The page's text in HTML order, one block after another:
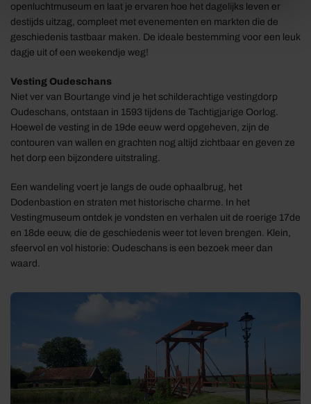
openluchtmuseum en laat je ervaren hoe het dagelijks leven er
destijds uitzag, compleet met evenementen en markten die de
geschiedenis tastbaar maken. De ideale bestemming voor een leuk
dagje uit of een weekendje weg!
Vesting Oudeschans
Niet ver van Bourtange vind je het schilderachtige vestingdorp
Oudeschans, ontstaan in 1593 tijdens de Tachtigjarige Oorlog.
Hoewel de vesting in de 19de eeuw werd opgeheven, zijn de
contouren van wallen en grachten nog altijd zichtbaar en geven ze
het dorp een bijzondere uitstraling.
Een wandeling voert je langs de oude ophaalbrug, het
Dodenbastion en straten met historische charme. In het
Vestingmuseum ontdek je vondsten en verhalen uit de roerige 17de
en 18de eeuw, die de geschiedenis weer tot leven brengen. Klein,
sfeervol en vol historie: Oudeschans is een bezoek meer dan
waard.